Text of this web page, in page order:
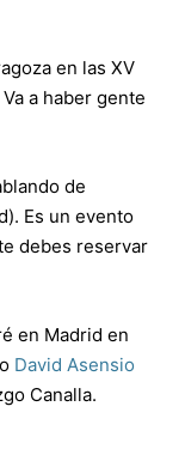
en las XV
a haber gente
de
Es un evento
debes reservar
en Madrid en
David Asensio
Canalla.